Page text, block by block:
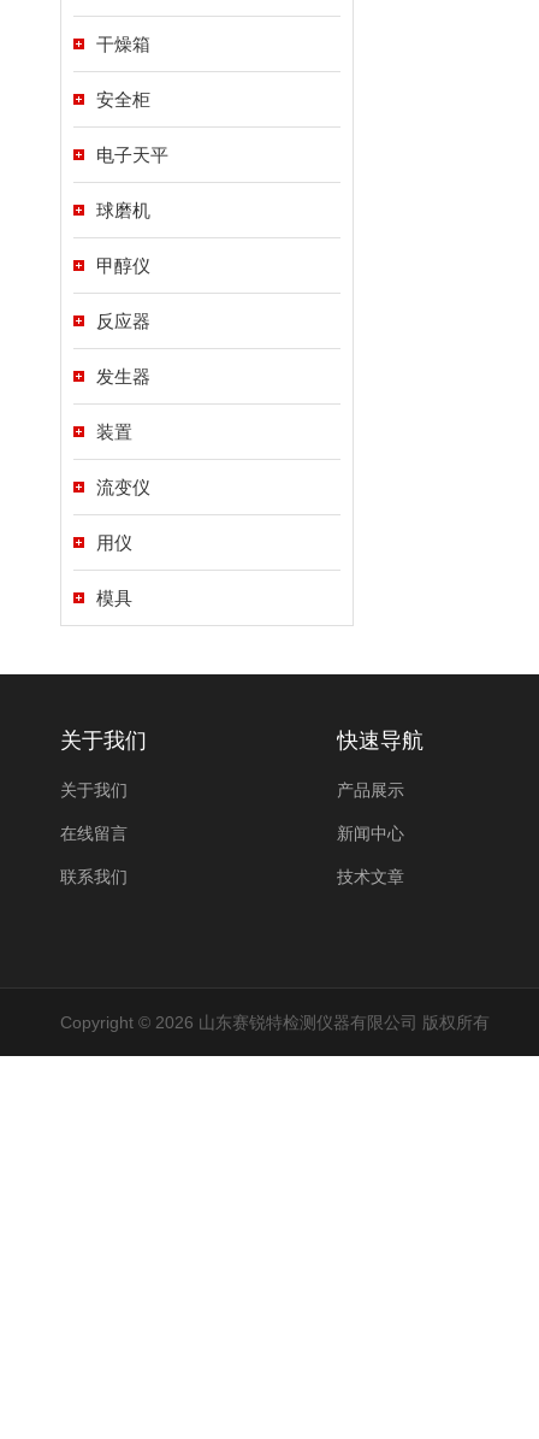
干燥箱
安全柜
电子天平
球磨机
甲醇仪
反应器
发生器
装置
流变仪
用仪
模具
关于我们
关于我们
在线留言
联系我们
快速导航
产品展示
新闻中心
技术文章
Copyright © 2026 山东赛锐特检测仪器有限公司 版权所有